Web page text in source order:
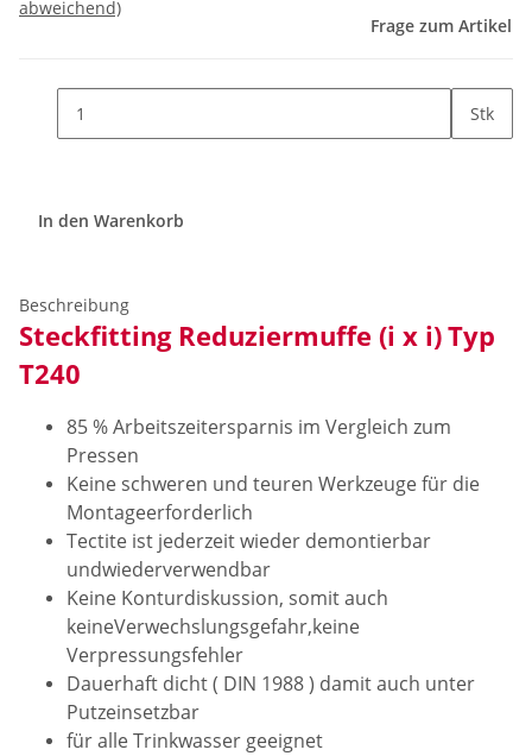
abweichend)
Frage zum Artikel
Stk
In den Warenkorb
Beschreibung
Steckfitting Reduziermuffe (i x i)Typ
T240
85 % Arbeitszeitersparnis im Vergleich zum
Pressen
Keine schweren und teuren Werkzeuge für die
Montageerforderlich
Tectite ist jederzeit wieder demontierbar
undwiederverwendbar
Keine Konturdiskussion, somit auch
keineVerwechslungsgefahr,keine
Verpressungsfehler
Dauerhaft dicht ( DIN 1988 ) damit auch unter
Putzeinsetzbar
für alle Trinkwasser geeignet